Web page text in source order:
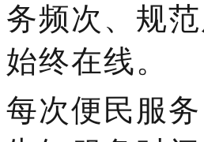
务频次、规
始终在线。
每次便民服